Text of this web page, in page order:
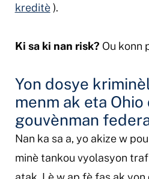
kreditè).
Ki sa ki nan risk? Ou konn
Yon dosye
menm ak eta Ohio
gouvènman
Nan ka sa a, yo akize w
minè tankou vyolasyon